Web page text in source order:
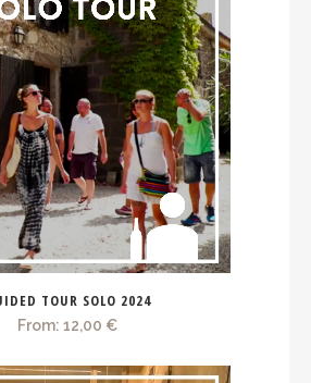
TOUR SOLO 2024
From: 12,00 €